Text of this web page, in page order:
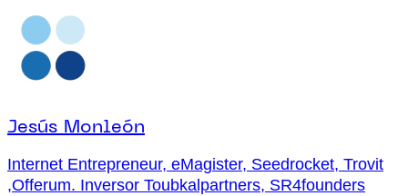
Jesús Monleón
Internet Entrepreneur, eMagister, Seedrocket, Trovit
,Offerum. Inversor Toubkalpartners, SR4founders